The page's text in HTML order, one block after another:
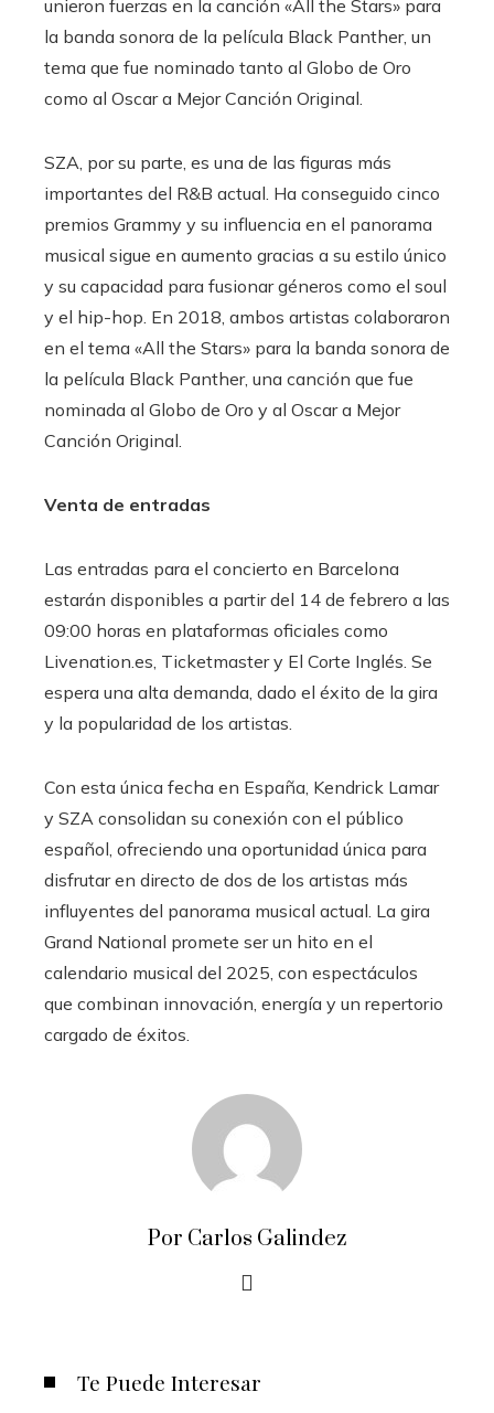
unieron fuerzas en la canción «All the Stars» para
la banda sonora de la película Black Panther, un
tema que fue nominado tanto al Globo de Oro
como al Oscar a Mejor Canción Original.
SZA, por su parte, es una de las figuras más
importantes del R&B actual. Ha conseguido cinco
premios Grammy y su influencia en el panorama
musical sigue en aumento gracias a su estilo único
y su capacidad para fusionar géneros como el soul
y el hip-hop. En 2018, ambos artistas colaboraron
en el tema «All the Stars» para la banda sonora de
la película Black Panther, una canción que fue
nominada al Globo de Oro y al Oscar a Mejor
Canción Original.
Venta de entradas
Las entradas para el concierto en Barcelona
estarán disponibles a partir del 14 de febrero a las
09:00 horas en plataformas oficiales como
Livenation.es, Ticketmaster y El Corte Inglés. Se
espera una alta demanda, dado el éxito de la gira
y la popularidad de los artistas.
Con esta única fecha en España, Kendrick Lamar
y SZA consolidan su conexión con el público
español, ofreciendo una oportunidad única para
disfrutar en directo de dos de los artistas más
influyentes del panorama musical actual. La gira
Grand National promete ser un hito en el
calendario musical del 2025, con espectáculos
que combinan innovación, energía y un repertorio
cargado de éxitos.
Por Carlos Galindez
Te Puede Interesar